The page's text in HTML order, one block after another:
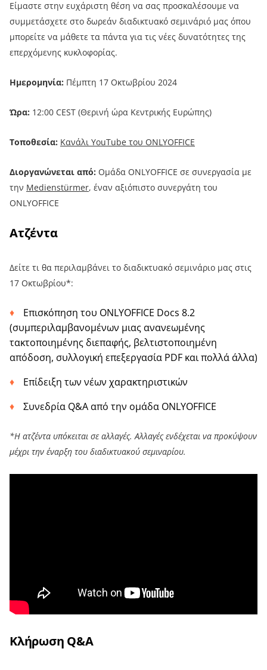
Είμαστε στην ευχάριστη θέση να σας προσκαλέσουμε να
συμμετάσχετε στο δωρεάν διαδικτυακό σεμινάριό μας όπου
μπορείτε να μάθετε τα πάντα για τις νέες δυνατότητες της
επερχόμενης κυκλοφορίας.
Ημερομηνία: Πέμπτη 17 Οκτωβρίου 2024
Ώρα: 12:00 CEST (Θερινή ώρα Κεντρικής Ευρώπης)
Τοποθεσία: Κανάλι YouTube του ONLYOFFICE
Διοργανώνεται από: Ομάδα ONLYOFFICE σε συνεργασία με
την Medienstürmer, έναν αξιόπιστο συνεργάτη του
ONLYOFFICE
Ατζέντα
Δείτε τι θα περιλαμβάνει το διαδικτυακό σεμινάριο μας στις
17 Οκτωβρίου*:
Επισκόπηση του ONLYOFFICE Docs 8.2
(συμπεριλαμβανομένων μιας ανανεωμένης
τακτοποιημένης διεπαφής, βελτιστοποιημένη
απόδοση, συλλογική επεξεργασία PDF και πολλά άλλα)
Επίδειξη των νέων χαρακτηριστικών
Συνεδρία Q&A από την ομάδα ONLYOFFICE
*Η ατζέντα υπόκειται σε αλλαγές. Αλλαγές ενδέχεται να προκύψουν
μέχρι την έναρξη του διαδικτυακού σεμιναρίου.
Κλήρωση Q&A